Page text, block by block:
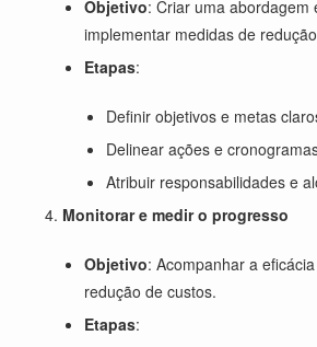
Objetivo: Criar uma abordagem
implementar medidas de
Etapas:
Definir objetivos e metas
Delinear ações e
Atribuir responsabilidades e
Monitorar e medir o progresso
Objetivo: Acompanhar a
redução de custos.
Etapas: